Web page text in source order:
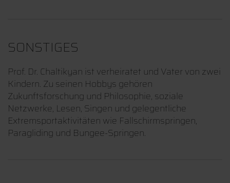
SONSTIGES
Prof. Dr. Chaltikyan ist verheiratet und Vater von zwei
Kindern. Zu seinen Hobbys gehören
Zukunftsforschung und Philosophie, soziale
Netzwerke, Lesen, Singen und gelegentliche
Extremsportaktivitäten wie Fallschirmspringen,
Paragliding und Bungee-Springen.